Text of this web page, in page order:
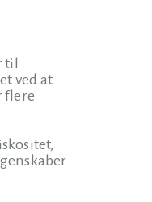
ved at
flere